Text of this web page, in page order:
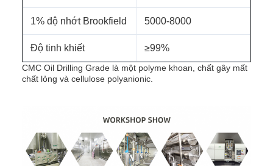
1% độ nhớt Brookfield 5000-8000
Độ tinh khiết ≥99%
CMC Oil Drilling Grade là một polyme khoan, chất gây mất
chất lỏng và cellulose polyanionic.